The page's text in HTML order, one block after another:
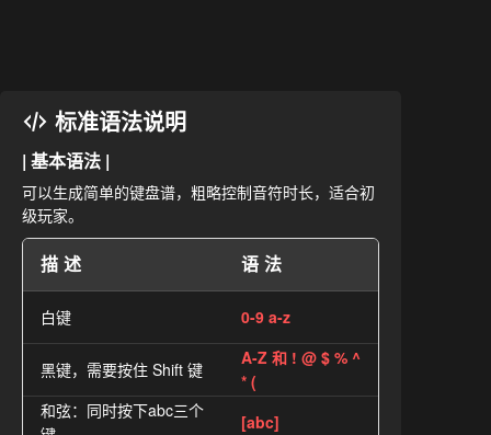
标准语法说明
| 基本语法 |
可以生成简单的键盘谱，粗略控制音符时长，适合初
级玩家。
描述 语法
白键 0-9 a-z
黑键，需要按住 Shift 键
A-Z 和 ! @ $ % ^
* (
和弦：同时按下abc三个
[abc]